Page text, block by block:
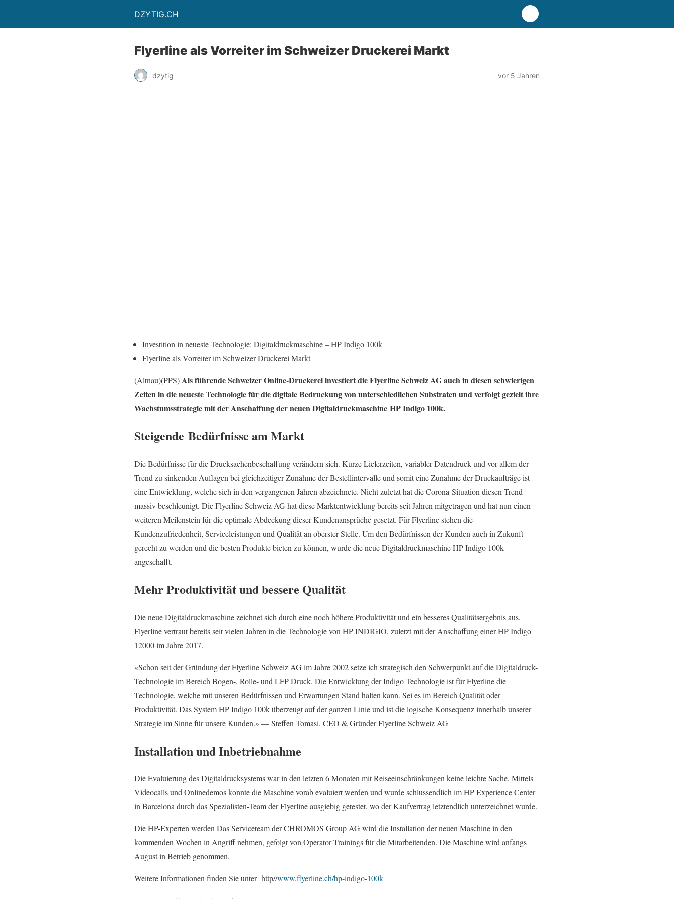
DZYTIG.CH
Flyerline als Vorreiter im Schweizer Druckerei Markt
dzytig vor 5 Jahren
Investition in neueste Technologie: Digitaldruckmaschine – HP Indigo 100k
Flyerline als Vorreiter im Schweizer Druckerei Markt
(Altnau)(PPS)Als führende Schweizer Online-Druckerei investiert die Flyerline Schweiz AG auch in diesen schwierigen
Zeiten in die neueste Technologie für die digitale Bedruckung von unterschiedlichen Substraten und verfolgt gezielt ihre
Wachstumsstrategie mit der Anschaffung der neuen Digitaldruckmaschine HP Indigo 100k.
Steigende Bedürfnisse am Markt
Die Bedürfnisse für die Drucksachenbeschaffung verändern sich. Kurze Lieferzeiten, variabler Datendruck und vor allem der
Trend zu sinkenden Auflagen bei gleichzeitiger Zunahme der Bestellintervalle und somit eine Zunahme der Druckaufträge ist
eine Entwicklung, welche sich in den vergangenen Jahren abzeichnete. Nicht zuletzt hat die Corona-Situation diesen Trend
massiv beschleunigt. Die Flyerline Schweiz AG hat diese Marktentwicklung bereits seit Jahren mitgetragen und hat nun einen
weiteren Meilenstein für die optimale Abdeckung dieser Kundenansprüche gesetzt. Für Flyerline stehen die
Kundenzufriedenheit, Serviceleistungen und Qualität an oberster Stelle. Um den Bedürfnissen der Kunden auch in Zukunft
gerecht zu werden und die besten Produkte bieten zu können, wurde die neue Digitaldruckmaschine HP Indigo 100k
angeschafft.
Mehr Produktivität und bessere Qualität
Die neue Digitaldruckmaschine zeichnet sich durch eine noch höhere Produktivität und ein besseres Qualitätsergebnis aus.
Flyerline vertraut bereits seit vielen Jahren in die Technologie von HP INDIGIO, zuletzt mit der Anschaffung einer HP Indigo
12000 im Jahre 2017.
«Schon seit der Gründung der Flyerline Schweiz AG im Jahre 2002 setze ich strategisch den Schwerpunkt auf die Digitaldruck-
Technologie im Bereich Bogen-, Rolle- und LFP Druck. Die Entwicklung der Indigo Technologie ist für Flyerline die
Technologie, welche mit unseren Bedürfnissen und Erwartungen Stand halten kann. Sei es im Bereich Qualität oder
Produktivität. Das System HP Indigo 100k überzeugt auf der ganzen Linie und ist die logische Konsequenz innerhalb unserer
Strategie im Sinne für unsere Kunden.»­ — Steffen Tomasi, CEO & Gründer Flyerline Schweiz AG
Installation und Inbetriebnahme
Die Evaluierung des Digitaldrucksystems war in den letzten 6 Monaten mit Reiseeinschränkungen keine leichte Sache. Mittels
Videocalls und Onlinedemos konnte die Maschine vorab evaluiert werden und wurde schlussendlich im HP Experience Center
in Barcelona durch das Spezialisten-Team der Flyerline ausgiebig getestet, wo der Kaufvertrag letztendlich unterzeichnet wurde.
Die HP-Experten werden Das Serviceteam der CHROMOS Group AG wird die Installation der neuen Maschine in den
kommenden Wochen in Angriff nehmen, gefolgt von Operator Trainings für die Mitarbeitenden. Die Maschine wird anfangs
August in Betrieb genommen.
Weitere Informationen finden Sie unter http//www.flyerline.ch/hp-indigo-100k